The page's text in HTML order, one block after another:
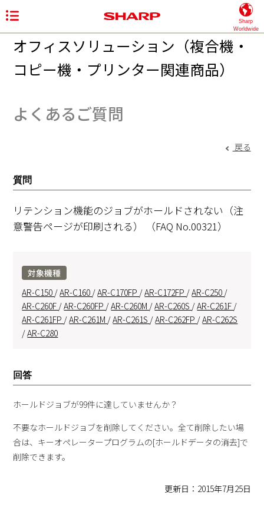
Sharp
Worldwide
オフィスソリューション（複合機・
コピー機・プリンター関連商品）
よくあるご質問
戻る
質問
リテンション機能のジョブがホールドされない（注
意警告ページが印刷される）
（FAQ No.00321）
対象機種
AR-C150 /AR-C160 /AR-C170FP /AR-C172FP /AR-C250 /
AR-C260F /AR-C260FP /AR-C260M /AR-C260S /AR-C261F /
AR-C261FP /AR-C261M /AR-C261S /AR-C262FP /AR-C262S
/AR-C280
回答
ホールドジョブが99件に達していませんか？
不要なホールドジョブを削除してください。全て削除したい場
合は、キーオペレータープログラムの[ホールドデータの消去]で
削除できます。
更新日：2015年7月25日